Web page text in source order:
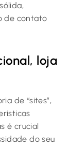
de contato
loja
de “sites”,
é crucial
do seu